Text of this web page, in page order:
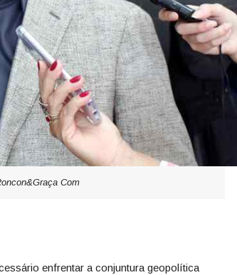
Com
enfrentar a conjuntura geopolítica